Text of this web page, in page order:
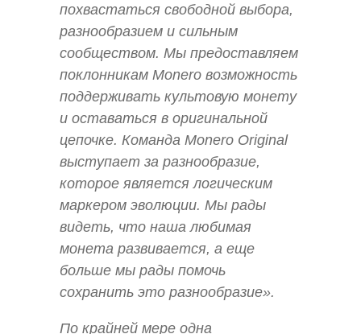
похвастаться свободной выбора,
разнообразием и сильным
сообществом. Мы предоставляем
поклонникам Monero возможность
поддерживать культовую монету
и оставаться в оригинальной
цепочке. Команда Monero Original
выступает за разнообразие,
которое является логическим
маркером эволюции. Мы рады
видеть, что наша любимая
монета развивается, а еще
больше мы рады помочь
сохранить это разнообразие».
По крайней мере одна